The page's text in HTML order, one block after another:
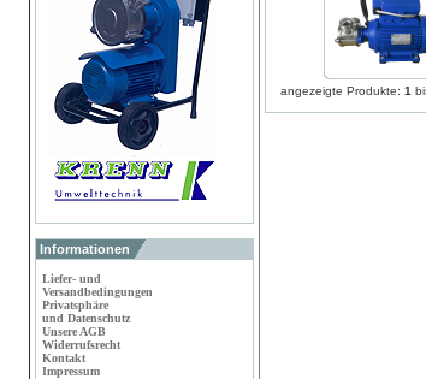
Informationen
Liefer- und
Versandbedingungen
Privatsphäre
und Datenschutz
Unsere AGB
Widerrufsrecht
Kontakt
Impressum
angezeigte Produkte: 1